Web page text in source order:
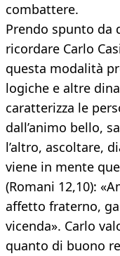
combattere.
Prendo spunto da
ricordare Carlo
questa modalità
logiche e altre
caratterizza le
dall’animo bello,
l’altro, ascoltare,
viene in mente
(Romani 12,10):
affetto fraterno,
vicenda». Carlo
quanto di buono